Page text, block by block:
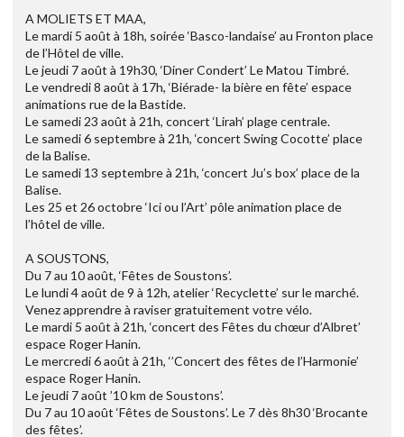
A MOLIETS ET MAA,
Le mardi 5 août à 18h, soirée ‘Basco-landaise’ au Fronton place
de l’Hôtel de ville.
Le jeudi 7 août à 19h30, ‘Diner Condert’ Le Matou Timbré.
Le vendredi 8 août à 17h, ‘Biérade- la bière en fête’ espace
animations rue de la Bastide.
Le samedi 23 août à 21h, concert ‘Lirah’ plage centrale.
Le samedi 6 septembre à 21h, ‘concert Swing Cocotte’ place
de la Balise.
Le samedi 13 septembre à 21h, ‘concert Ju’s box’ place de la
Balise.
Les 25 et 26 octobre ‘Ici ou l’Art’ pôle animation place de
l’hôtel de ville.
A SOUSTONS,
Du 7 au 10 août, ‘Fêtes de Soustons’.
Le lundi 4 août de 9 à 12h, atelier ‘Recyclette’ sur le marché.
Venez apprendre à raviser gratuitement votre vélo.
Le mardi 5 août à 21h, ‘concert des Fêtes du chœur d’Albret’
espace Roger Hanin.
Le mercredi 6 août à 21h, ‘’Concert des fêtes de l’Harmonie’
espace Roger Hanin.
Le jeudi 7 août ’10 km de Soustons’.
Du 7 au 10 août ‘Fêtes de Soustons’. Le 7 dès 8h30 ‘Brocante
des fêtes’.